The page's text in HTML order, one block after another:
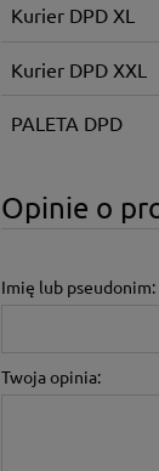
Kurier DPD XL
Kurier DPD XXL
PALETA DPD
Opinie o
Imię lub pseudonim:
Twoja opinia: